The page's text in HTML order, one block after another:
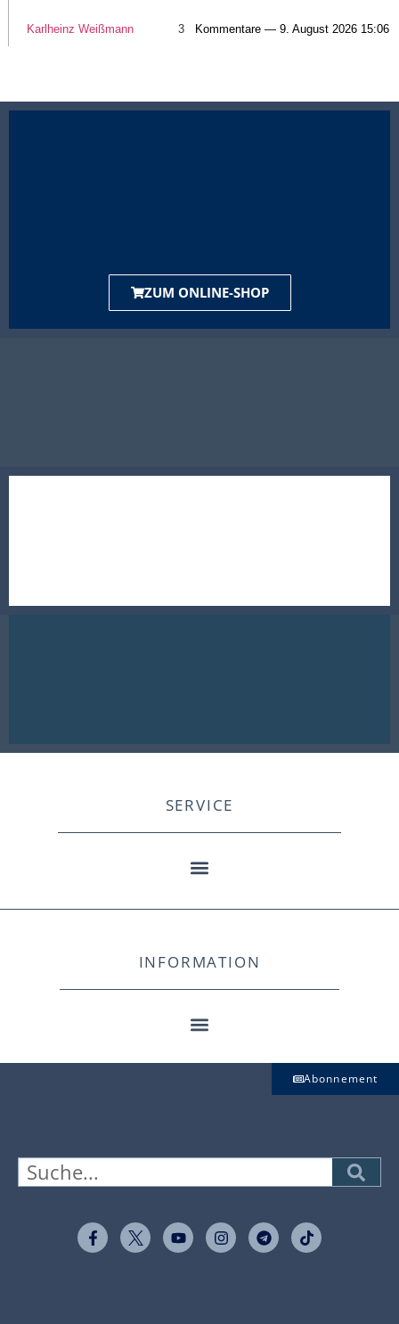
Karlheinz Weißmann 3 Kommentare — 9. August 2026 15:06
ZUM ONLINE-SHOP
SERVICE
INFORMATION
Abonnement